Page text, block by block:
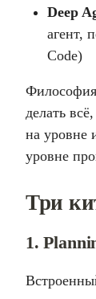
Deep
агент,
Code)
делать
на уровне
уровне
Три
1.